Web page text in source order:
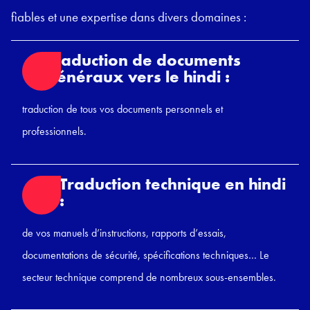
fiables et une expertise dans divers domaines :
Traduction de documents
généraux vers le hindi :
traduction de tous vos documents personnels et
professionnels.
Traduction technique en hindi
:
de vos manuels d’instructions, rapports d’essais,
documentations de sécurité, spécifications techniques… Le
secteur technique comprend de nombreux sous-ensembles.